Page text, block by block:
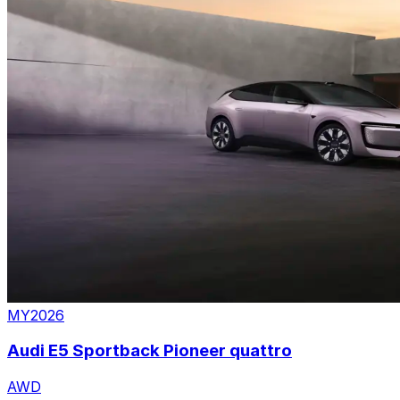
MY2026
Audi E5 Sportback Pioneer quattro
AWD